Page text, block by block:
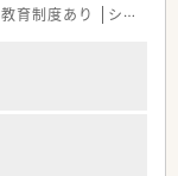
教育制度あり シフト制